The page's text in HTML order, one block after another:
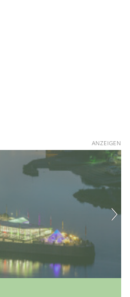
ANZEIGEN